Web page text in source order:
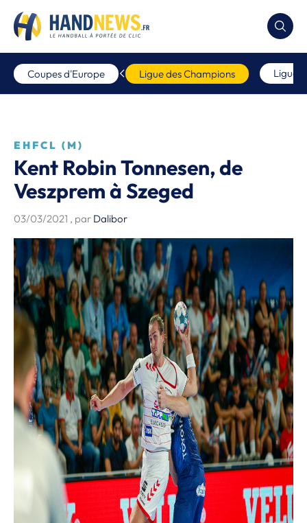
Coupes d'Europe Ligue des Champions Ligue
EHFCL (M)
Kent Robin Tonnesen, de
Veszprem à Szeged
03/03/2021 , par Dalibor